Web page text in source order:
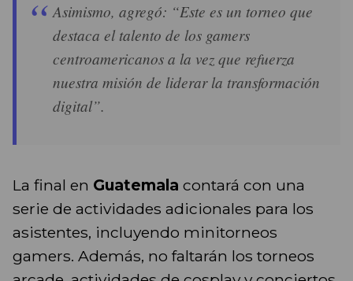
Asimismo, agregó: “Este es un torneo que
destaca el talento de los gamers
centroamericanos a la vez que refuerza
nuestra misión de liderar la transformación
digital”.
La final en Guatemala contará con una
serie de actividades adicionales para los
asistentes, incluyendo minitorneos
gamers. Además, no faltarán los torneos